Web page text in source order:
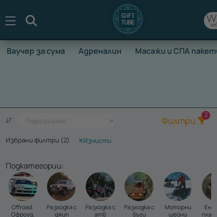
Ваучер за сума Адреналин Масажи и СПА
Един ваучер - стотици преживявания
Филтри
2
Избрани филтри (2) Изчисти
Подкатегории:
Offroad:
Офроуд,
Разходка с
джип
Разходка с
атв
Разходка с
бъги
Моторни
шейни